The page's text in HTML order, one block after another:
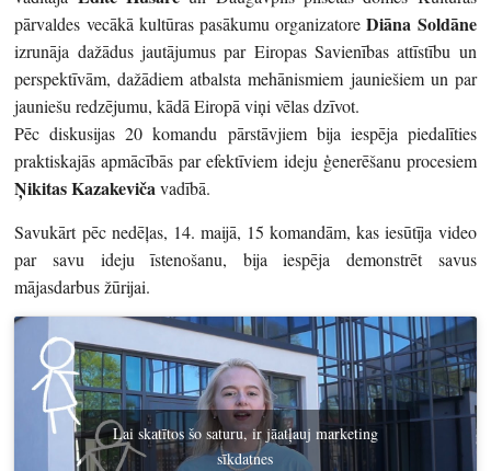
pārvaldes vecākā kultūras pasākumu organizatoreDiāna Soldāne
izrunāja dažādus jautājumus par Eiropas Savienības attīstību un
perspektīvām, dažādiem atbalsta mehānismiem jauniešiem un par
jauniešu redzējumu, kādā Eiropā viņi vēlas dzīvot.
Pēc diskusijas 20 komandu pārstāvjiem bija iespēja piedalīties
praktiskajās apmācībās par efektīviem ideju ģenerēšanu procesiem
Ņikitas Kazakevičavadībā.
Savukārt pēc nedēļas, 14. maijā, 15 komandām, kas iesūtīja video
par savu ideju īstenošanu, bija iespēja demonstrēt savus
mājasdarbus žūrijai.
Lai skatītos šo saturu, ir jāatļauj marketing
sīkdatnes